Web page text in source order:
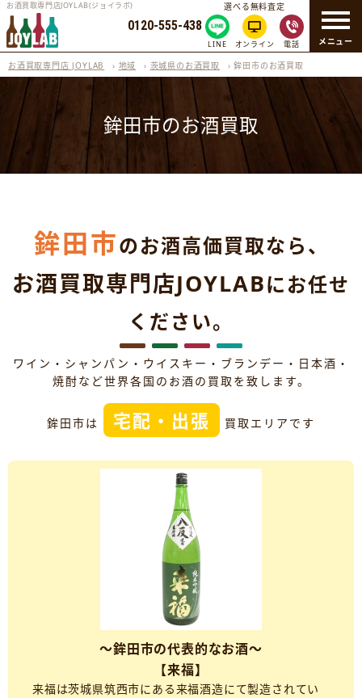
メニュー
お酒買取専門店JOYLAB(ジョイラボ)
0120-555-438
選べる無料査定
LINE オンライン 電話
お酒買取専門店 JOYLAB › 地域 › 茨城県のお酒買取 ›鉾田市のお酒買取
鉾田市のお酒買取
鉾田市のお酒高価買取なら、
お酒買取専門店JOYLABにお任せ
ください。
ワイン・シャンパン・ウイスキー・ブランデー・日本酒・
焼酎など世界各国のお酒の買取を致します。
鉾田市は 宅配・出張 買取エリアです
～鉾田市の代表的なお酒～
【来福】
来福は茨城県筑西市にある来福酒造にて製造されてい